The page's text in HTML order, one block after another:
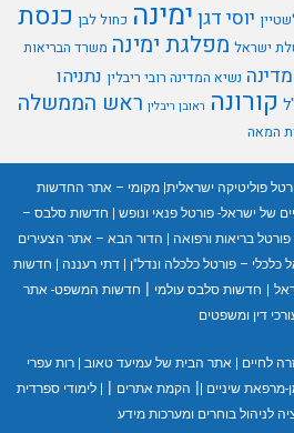
יוסי דגןימינה כחול לבן כנסת
ישראל מפלגת ימינה משרד הבריאות
נשיא המדינה רובי ריבלין נתניהו
קורונה ראובן ריבלין ראש הממשלה
המאה
פוליטיקה ישראלית|מקומי – אתר החדשות
של ישראל- פורטל פנאי ונופש| חדשות סלבס –
בריאות ורפואה| הדור הבא – אתר הצעירים
כלכלי – פורטל כלכלה ונדל"ן| דתי רעננה| חדשות
| חדשות סלבס עולמי| חדשות המשפט- אתר
דין ומשפטים
לחיים| אתר הבית של עמיעד טאוב| רות עפרי
שיניים|
| הקמת אתרים| לימודי ספרדית